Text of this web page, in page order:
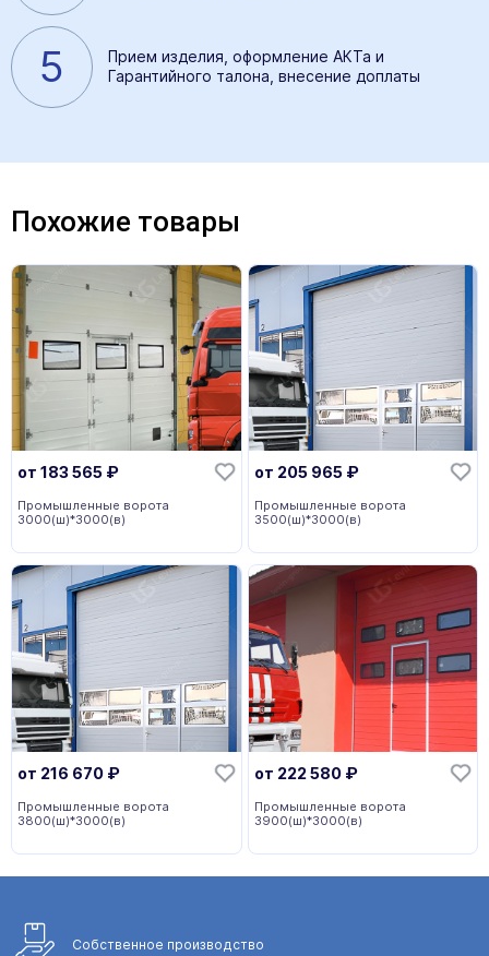
5
Прием изделия, оформление АКТа и
Гарантийного талона, внесение доплаты
Похожие товары
от 183 565 ₽
Промышленные ворота
3000(ш)*3000(в)
от 205 965 ₽
Промышленные ворота
3500(ш)*3000(в)
от 216 670 ₽
Промышленные ворота
3800(ш)*3000(в)
от 222 580 ₽
Промышленные ворота
3900(ш)*3000(в)
Собственное производство